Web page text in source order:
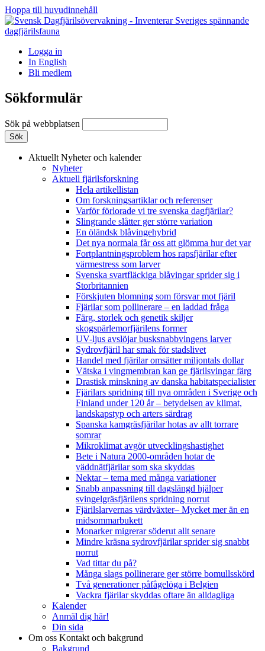
Hoppa till huvudinnehåll
Logga in
In English
Bli medlem
Sökformulär
Sök på webbplatsen
Aktuellt Nyheter och kalender
Nyheter
Aktuell fjärilsforskning
Hela artikellistan
Om forskningsartiklar och referenser
Varför förlorade vi tre svenska dagfjärilar?
Slingrande slåtter ger större variation
En öländsk blåvingehybrid
Det nya normala får oss att glömma hur det var
Fortplantningsproblem hos rapsfjärilar efter
värmestress som larver
Svenska svartfläckiga blåvingar sprider sig i
Storbritannien
Förskjuten blomning som försvar mot fjäril
Fjärilar som pollinerare – en laddad fråga
Färg, storlek och genetik skiljer
skogspärlemorfjärilens former
UV-ljus avslöjar busksnabbvingens larver
Sydrovfjäril har smak för stadslivet
Handel med fjärilar omsätter miljontals dollar
Vätska i vingmembran kan ge fjärilsvingar färg
Drastisk minskning av danska habitatspecialister
Fjärilars spridning till nya områden i Sverige och
Finland under 120 år– betydelsen av klimat,
landskapstyp och arters särdrag
Spanska kamgräsfjärilar hotas av allt torrare
somrar
Mikroklimat avgör utvecklingshastighet
Bete i Natura 2000-områden hotar de
väddnätfjärilar som ska skyddas
Nektar – tema med många variationer
Snabb anpassning till dagslängd hjälper
svingelgräsfjärilens spridning norrut
Fjärilslarvernas värdväxter– Mycket mer än en
midsommarbukett
Monarker migrerar söderut allt senare
Mindre kräsna sydrovfjärilar sprider sig snabbt
norrut
Vad tittar du på?
Många slags pollinerare ger större bomullsskörd
Två generationer påfågelöga i Belgien
Vackra fjärilar skyddas oftare än alldagliga
Kalender
Anmäl dig här!
Din sida
Om oss Kontakt och bakgrund
Bakgrund